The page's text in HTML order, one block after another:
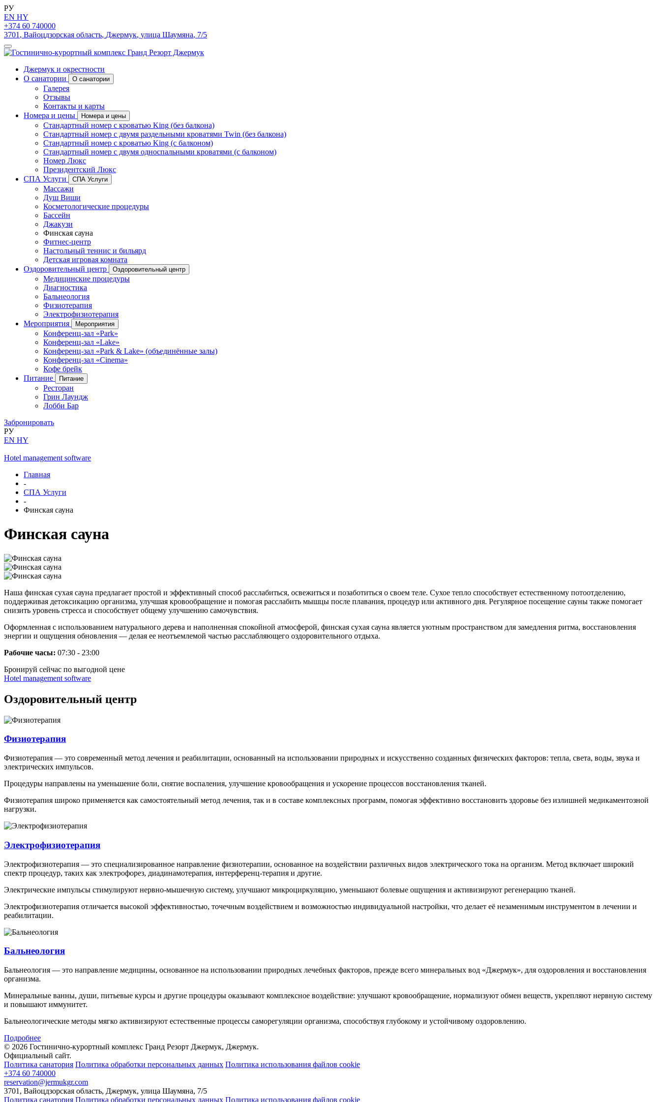
РУ
EN HY
+374 60 740000
3701 , Вайоцдзорская область, Джермук, улица Шаумяна, 7/5
Джермук и окрестности
О санатории
О санатории
Галерея
Отзывы
Контакты и карты
Номера и цены
Номера и цены
Стандартный номер с кроватью King (без балкона)
Стандартный номер с двумя раздельными кроватями Twin (без балкона)
Стандартный номер с кроватью King (с балконом)
Стандартный номер с двумя односпальными кроватями (с балконом)
Номер Люкс
Президентский Люкс
СПА Услуги
СПА Услуги
Массажи
Душ Виши
Косметологические процедуры
Бассейн
Джакузи
Финская сауна
Фитнес-центр
Настольный теннис и бильярд
Детская игровая комната
Оздоровительный центр
Оздоровительный центр
Медицинские процедуры
Диагностика
Бальнеология
Физиотерапия
Электрофизиотерапия
Мероприятия
Мероприятия
Конференц-зал «Park»
Конференц-зал «Lake»
Конференц-зал «Park & Lake» (объединённые залы)
Конференц-зал «Cinema»
Кофе брейк
Питание
Питание
Ресторан
Грин Лаундж
Лобби Бар
Забронировать
РУ
EN HY
Hotel management software
Главная
-
СПА Услуги
-
Финская сауна
Финская сауна
Наша финская сухая сауна предлагает простой и эффективный способ расслабиться, освежиться и позаботиться о своем теле. Сухое тепло способствует естественному потоотделению,
поддерживая детоксикацию организма, улучшая кровообращение и помогая расслабить мышцы после плавания, процедур или активного дня. Регулярное посещение сауны также помогает
снизить уровень стресса и способствует общему улучшению самочувствия.
Оформленная с использованием натурального дерева и наполненная спокойной атмосферой, финская сухая сауна является уютным пространством для замедления ритма, восстановления
энергии и ощущения обновления — делая ее неотъемлемой частью расслабляющего оздоровительного отдыха.
Рабочие часы: 07:30 - 23:00
Бронируй сейчас по выгодной цене
Hotel management software
Оздоровительный центр
Физиотерапия
Физиотерапия — это современный метод лечения и реабилитации, основанный на использовании природных и искусственно созданных физических факторов: тепла, света, воды, звука и
электрических импульсов.
Процедуры направлены на уменьшение боли, снятие воспаления, улучшение кровообращения и ускорение процессов восстановления тканей.
Физиотерапия широко применяется как самостоятельный метод лечения, так и в составе комплексных программ, помогая эффективно восстановить здоровье без излишней медикаментозной
нагрузки.
Электрофизиотерапия
Электрофизиотерапия — это специализированное направление физиотерапии, основанное на воздействии различных видов электрического тока на организм. Метод включает широкий
спектр процедур, таких как электрофорез, диадинамотерапия, интерференц-терапия и другие.
Электрические импульсы стимулируют нервно-мышечную систему, улучшают микроциркуляцию, уменьшают болевые ощущения и активизируют регенерацию тканей.
Электрофизиотерапия отличается высокой эффективностью, точечным воздействием и возможностью индивидуальной настройки, что делает её незаменимым инструментом в лечении и
реабилитации.
Бальнеология
Бальнеология — это направление медицины, основанное на использовании природных лечебных факторов, прежде всего минеральных вод «Джермук», для оздоровления и восстановления
организма.
Минеральные ванны, души, питьевые курсы и другие процедуры оказывают комплексное воздействие: улучшают кровообращение, нормализуют обмен веществ, укрепляют нервную систему
и повышают иммунитет.
Бальнеологические методы мягко активизируют естественные процессы саморегуляции организма, способствуя глубокому и устойчивому оздоровлению.
Подробнее
© 2026 Гостинично-курортный комплекс Гранд Резорт Джермук, Джермук.
Официальный сайт.
Политика санатория Политика обработки персональных данных Политика использования файлов cookie
+374 60 740000
reservation@jermukgr.com
3701 , Вайоцдзорская область, Джермук, улица Шаумяна, 7/5
Политика санатория Политика обработки персональных данных Политика использования файлов cookie